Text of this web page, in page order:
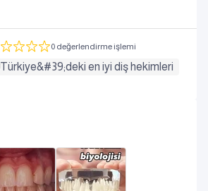
0 değerlendirme işlemi
Türkiye&#39;deki en iyi diş hekimleri